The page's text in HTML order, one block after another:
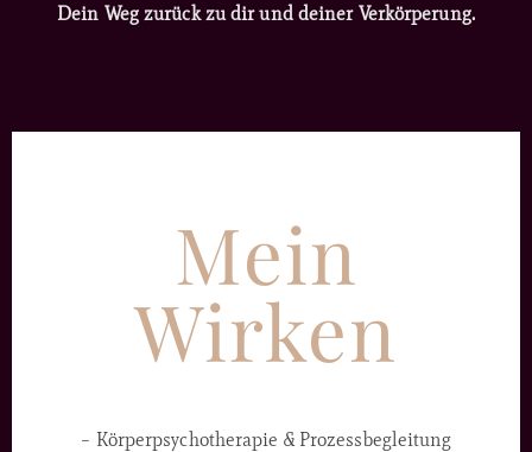
Dein Weg zurück zu dir und deiner Verkörperung.
Mein
Wirken
– Körperpsychotherapie & Prozessbegleitung